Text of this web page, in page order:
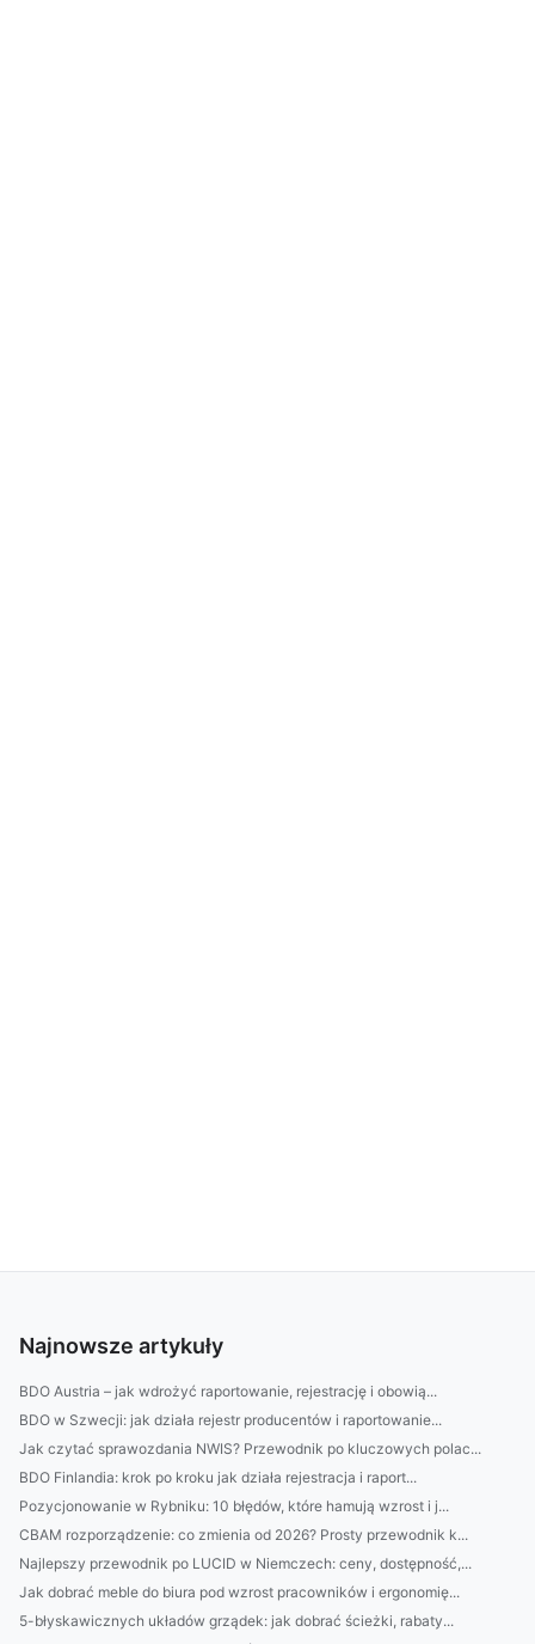
Najnowsze artykuły
BDO Austria – jak wdrożyć raportowanie, rejestrację i obowią...
BDO w Szwecji: jak działa rejestr producentów i raportowanie...
Jak czytać sprawozdania NWIS? Przewodnik po kluczowych polac...
BDO Finlandia: krok po kroku jak działa rejestracja i raport...
Pozycjonowanie w Rybniku: 10 błędów, które hamują wzrost i j...
CBAM rozporządzenie: co zmienia od 2026? Prosty przewodnik k...
Najlepszy przewodnik po LUCID w Niemczech: ceny, dostępność,...
Jak dobrać meble do biura pod wzrost pracowników i ergonomię...
5-błyskawicznych układów grządek: jak dobrać ścieżki, rabaty...